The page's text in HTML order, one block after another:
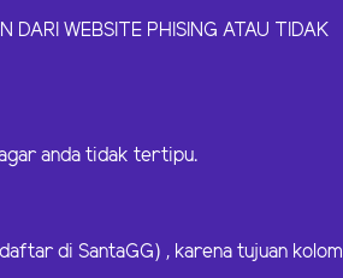
WEBSITE PHISING ATAU TIDAK
anda tidak tertipu.
di SantaGG) , karena tujuan kolom